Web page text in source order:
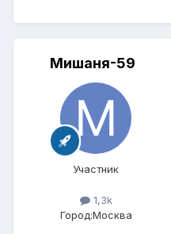
Мишаня-59
Участник
1,3k
Город:Москва